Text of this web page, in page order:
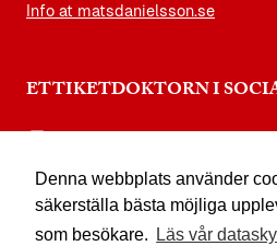
Denna webbplats använder
säkerställa bästa möjliga
som besökare.
Läs vår
Info at matsdanielsson.se
ETTIKETDOKTORN I
facebook.com/etikettdoktorn
youtube.com/etikettdoktorn